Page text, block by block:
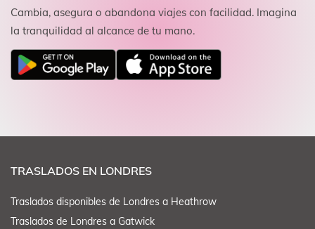
Cambia, asegura o abandona viajes con facilidad. Imagina
la tranquilidad al alcance de tu mano.
TRASLADOS EN LONDRES
Traslados disponibles de Londres a Heathrow
Traslados de Londres a Gatwick